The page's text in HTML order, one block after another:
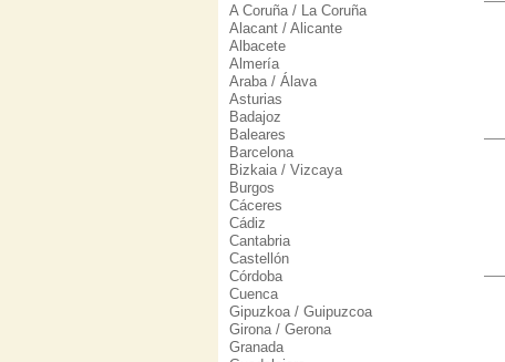
A Coruña / La Coruña
Alacant / Alicante
Albacete
Almería
Araba / Álava
Asturias
Badajoz
Baleares
Barcelona
Bizkaia / Vizcaya
Burgos
Cáceres
Cádiz
Cantabria
Castellón
Córdoba
Cuenca
Gipuzkoa / Guipuzcoa
Girona / Gerona
Granada